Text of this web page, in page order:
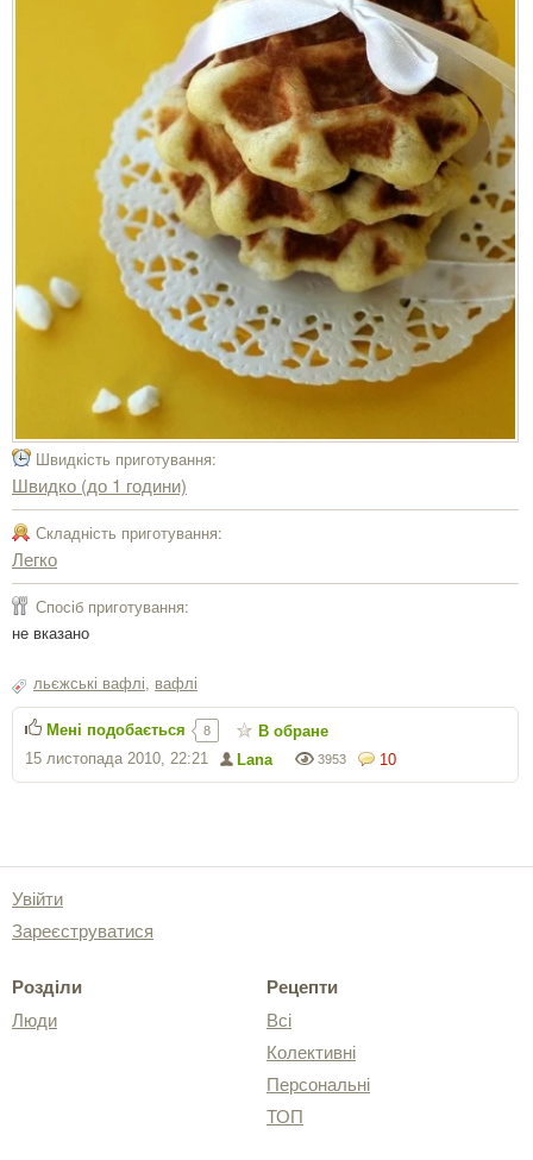
Швидкість приготування:
Швидко (до 1 години)
Складність приготування:
Легко
Спосіб приготування:
не вказано
льєжські вафлі вафлі
10
3953
Lana
15 листопада 2010, 22:21
Мені подобається 8 В обране
Увійти
Зареєструватися
Розділи
Люди
Рецепти
Всі
Колективні
Персональні
ТОП